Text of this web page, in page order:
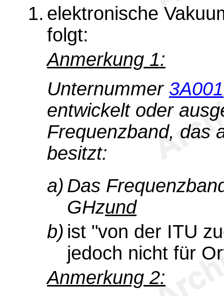
1. elektronische
folgt:
Anmerkung 1:
Unternummer 3A001
entwickelt oder
Frequenzband, das
besitzt:
a) Das
GHzund
b) ist "von der ITU
jedoch nicht für
Anmerkung 2: